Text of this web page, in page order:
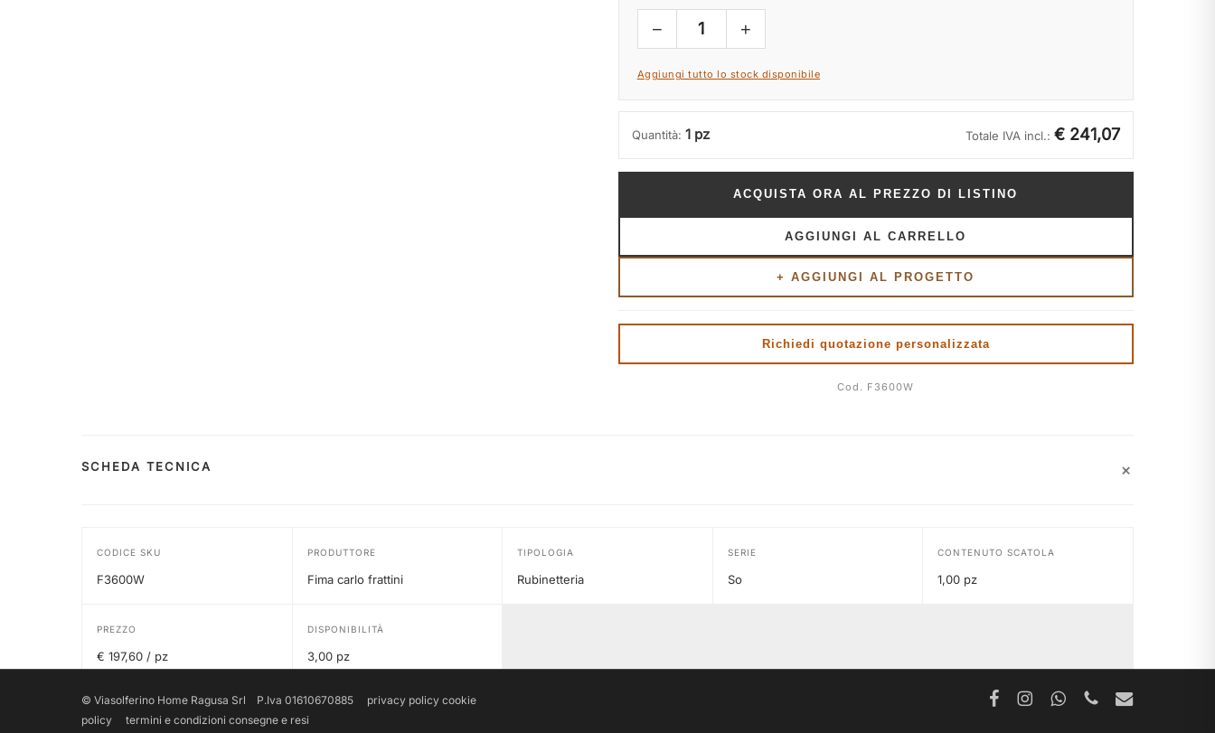
− 1 +
Aggiungi tutto lo stock disponibile
Quantità: 1 pz Totale IVA incl.: € 241,07
ACQUISTA ORA AL PREZZO DI LISTINO
AGGIUNGI AL CARRELLO
+ AGGIUNGI AL PROGETTO
Richiedi quotazione personalizzata
Cod. F3600W
SCHEDA TECNICA +
CODICE SKU
F3600W
PRODUTTORE
Fima carlo frattini
TIPOLOGIA
Rubinetteria
SERIE
So
CONTENUTO SCATOLA
1,00 pz
PREZZO
€ 197,60 / pz
DISPONIBILITÀ
3,00 pz
© Viasolferino Home Ragusa Srl P.Iva 01610670885 privacy policy cookie
policy
termini e condizioni consegne e resi
facebookinstagramwhatsappphone email